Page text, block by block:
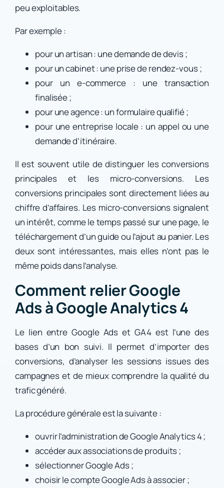
peu exploitables.
Par exemple :
pour un artisan : une demande de devis ;
pour un cabinet : une prise de rendez-vous ;
pour un e-commerce : une transaction
finalisée ;
pour une agence : un formulaire qualifié ;
pour une entreprise locale : un appel ou une
demande d’itinéraire.
Il est souvent utile de distinguer les conversions
principales et les micro-conversions. Les
conversions principales sont directement liées au
chiffre d’affaires. Les micro-conversions signalent
un intérêt, comme le temps passé sur une page, le
téléchargement d’un guide ou l’ajout au panier. Les
deux sont intéressantes, mais elles n’ont pas le
même poids dans l’analyse.
Comment relier Google
Ads à Google Analytics 4
Le lien entre Google Ads et GA4 est l’une des
bases d’un bon suivi. Il permet d’importer des
conversions, d’analyser les sessions issues des
campagnes et de mieux comprendre la qualité du
trafic généré.
La procédure générale est la suivante :
ouvrir l’administration de Google Analytics 4 ;
accéder aux associations de produits ;
sélectionner Google Ads ;
choisir le compte Google Ads à associer ;